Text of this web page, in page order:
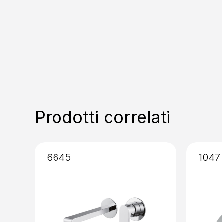
Prodotti correlati
6645 1047